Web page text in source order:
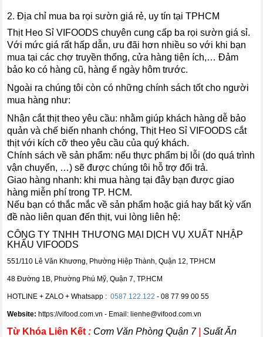
2. Địa chỉ mua ba rọi sườn giá rẻ, uy tín tại TPHCM
Thịt Heo Sỉ VIFOODS chuyên cung cấp ba rọi sườn giá sỉ.
Với mức giá rất hấp dẫn, ưu đãi hơn nhiều so với khi bạn
mua tại các chợ truyền thống, cửa hàng tiện ích,… Đảm
bảo ko có hàng cũ, hàng ế ngày hôm trước.
Ngoài ra chúng tôi còn có những chính sách tốt cho người
mua hàng như:
Nhận cắt thịt theo yêu cầu: nhằm giúp khách hàng dễ bảo
quản và chế biến nhanh chóng, Thịt Heo Sỉ VIFOODS cắt
thịt với kích cỡ theo yêu cầu của quý khách.
Chính sách về sản phẩm: nếu thực phẩm bị lỗi (do quá trình
vận chuyển, …) sẽ được chúng tôi hỗ trợ đổi trả.
Giao hàng nhanh: khi mua hàng tại đây bạn được giao
hàng miễn phí trong TP. HCM.
Nếu bạn có thắc mắc về sản phẩm hoặc giá hay bất kỳ vấn
đề nào liên quan đến thịt, vui lòng liên hệ:
CÔNG TY TNHH THƯƠNG MẠI DỊCH VỤ XUẤT NHẬP
KHẨU VIFOODS
551/110 Lê Văn Khương, Phường Hiệp Thành, Quận 12, TP.HCM
48 Đường 1B, Phường Phú Mỹ, Quận 7, TP.HCM
HOTLINE + ZALO + Whatsapp :0587.122.122 - 08 77 99 00 55
Website: https://vifood.com.vn - Email: lienhe@vifood.com.vn
Từ Khóa Liên Kết : Cơm Văn Phòng Quận 7|Suất Ăn